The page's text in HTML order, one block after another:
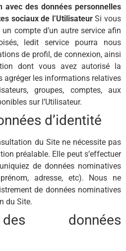
avec des données personnelles
sociaux de l’UtilisateurSi vous
compte d’un autre service afin
ledit service pourra nous
de profil, de connexion, ainsi
dont vous avez autorisé la
agréger les informations relatives
groupes, comptes, aux
sur l’Utilisateur.
d’identité
du Site ne nécessite pas
préalable. Elle peut s’effectuer
de données nominatives
adresse, etc). Nous ne
de données nominatives
du Site.
données